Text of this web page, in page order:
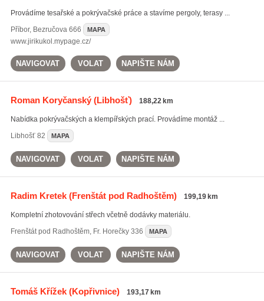
Provádíme tesařské a pokrývačské práce a stavíme pergoly, terasy ...
Příbor, Bezručova 666 MAPA
www.jirikukol.mypage.cz/
NAVIGOVAT VOLAT NAPIŠTE NÁM
Roman Koryčanský(Libhošť) 188,22 km
Nabídka pokrývačských a klempířských prací. Provádíme montáž ...
Libhošť82 MAPA
NAVIGOVAT VOLAT NAPIŠTE NÁM
Radim Kretek(Frenštát pod Radhoštěm) 199,19 km
Kompletní zhotovování střech včetně dodávky materiálu.
Frenštát pod Radhoštěm, Fr. Horečky 336 MAPA
NAVIGOVAT VOLAT NAPIŠTE NÁM
Tomáš Křížek(Kopřivnice) 193,17 km